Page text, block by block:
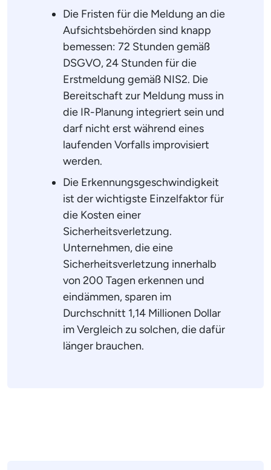
Die Fristen für die Meldung an die
Aufsichtsbehörden sind knapp
bemessen: 72 Stunden gemäß
DSGVO, 24 Stunden für die
Erstmeldung gemäß NIS2. Die
Bereitschaft zur Meldung muss in
die IR-Planung integriert sein und
darf nicht erst während eines
laufenden Vorfalls improvisiert
werden.
Die Erkennungsgeschwindigkeit
ist der wichtigste Einzelfaktor für
die Kosten einer
Sicherheitsverletzung.
Unternehmen, die eine
Sicherheitsverletzung innerhalb
von 200 Tagen erkennen und
eindämmen, sparen im
Durchschnitt 1,14 Millionen Dollar
im Vergleich zu solchen, die dafür
länger brauchen.